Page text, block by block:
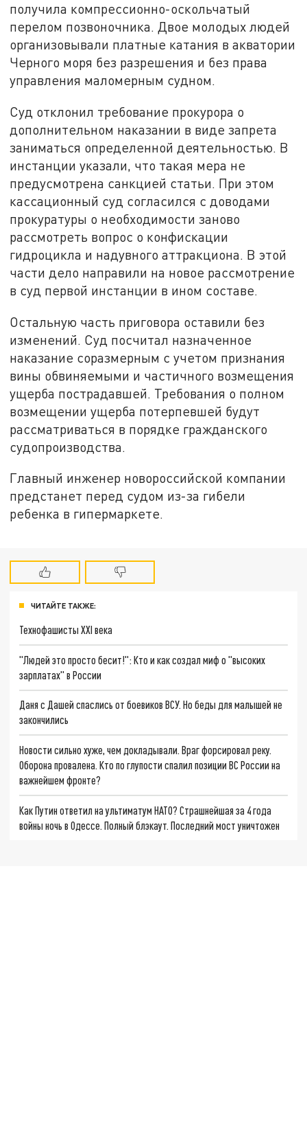
получила компрессионно-оскольчатый
перелом позвоночника. Двое молодых людей
организовывали платные катания в акватории
Черного моря без разрешения и без права
управления маломерным судном.
Суд отклонил требование прокурора о
дополнительном наказании в виде запрета
заниматься определенной деятельностью. В
инстанции указали, что такая мера не
предусмотрена санкцией статьи. При этом
кассационный суд согласился с доводами
прокуратуры о необходимости заново
рассмотреть вопрос о конфискации
гидроцикла и надувного аттракциона. В этой
части дело направили на новое рассмотрение
в суд первой инстанции в ином составе.
Остальную часть приговора оставили без
изменений. Суд посчитал назначенное
наказание соразмерным с учетом признания
вины обвиняемыми и частичного возмещения
ущерба пострадавшей. Требования о полном
возмещении ущерба потерпевшей будут
рассматриваться в порядке гражданского
судопроизводства.
Главный инженер новороссийской компании
предстанет перед судом из-за гибели
ребенка в гипермаркете.
ЧИТАЙТЕ ТАКЖЕ:
Технофашисты XXI века
"Людей это просто бесит!": Кто и как создал миф о "высоких
зарплатах" в России
Даня с Дашей спаслись от боевиков ВСУ. Но беды для малышей не
закончились
Новости сильно хуже, чем докладывали. Враг форсировал реку.
Оборона провалена. Кто по глупости спалил позиции ВС России на
важнейшем фронте?
Как Путин ответил на ультиматум НАТО? Страшнейшая за 4 года
войны ночь в Одессе. Полный блэкаут. Последний мост уничтожен